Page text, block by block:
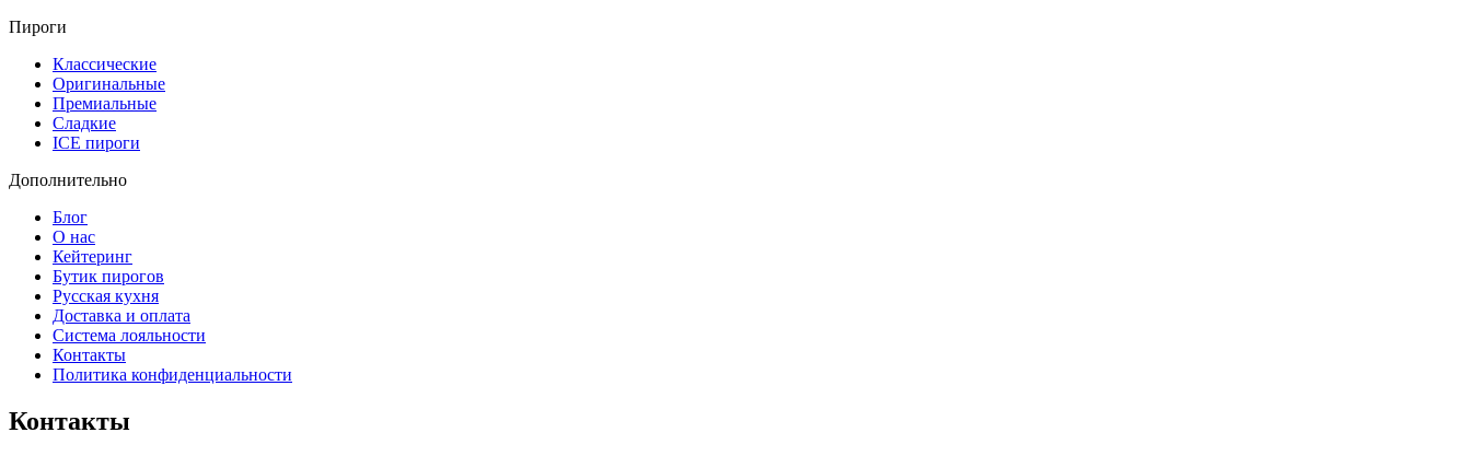
Пироги
Классические
Оригинальные
Премиальные
Сладкие
ICE пироги
Дополнительно
Блог
О нас
Кейтеринг
Бутик пирогов
Русская кухня
Доставка и оплата
Система лояльности
Контакты
Политика конфиденциальности
Контакты